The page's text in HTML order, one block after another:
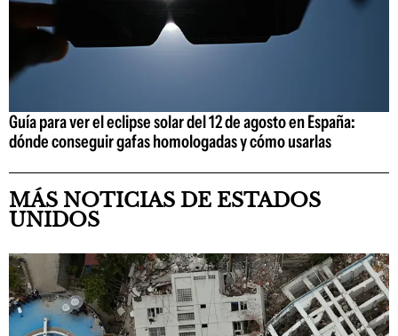
Guía para ver el eclipse solar del 12 de agosto en España:
dónde conseguir gafas homologadas y cómo usarlas
MÁS NOTICIAS DE ESTADOS
UNIDOS